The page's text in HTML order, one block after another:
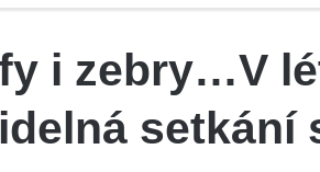
i zebry…V
setkání